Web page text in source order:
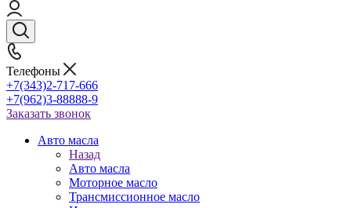
Телефоны
+7(343)2-717-666
+7(962)3-88888-9
Заказать звонок
Авто масла
Назад
Авто масла
Моторное масло
Трансмиссионное масло